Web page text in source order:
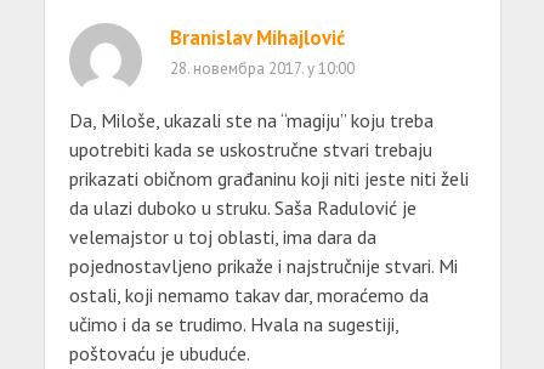
Branislav Mihajlović
28. новембра 2017. у 10:00
Da, Miloše, ukazali ste na “magiju” koju treba
upotrebiti kada se uskostručne stvari trebaju
prikazati običnom građaninu koji niti jeste niti želi
da ulazi duboko u struku. Saša Radulović je
velemajstor u toj oblasti, ima dara da
pojednostavljeno prikaže i najstručnije stvari. Mi
ostali, koji nemamo takav dar, moraćemo da
učimo i da se trudimo. Hvala na sugestiji,
poštovaću je ubuduće.